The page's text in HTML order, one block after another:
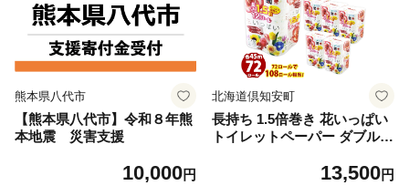
熊本県八代市
【熊本県八代市】令和８年熊
本地震 災害支援
10,000円
北海道倶知安町
長持ち 1.5倍巻き 花いっぱい
トイレットペーパー ダブル 4
プリント ハーブ 香り付き 日
13,500円